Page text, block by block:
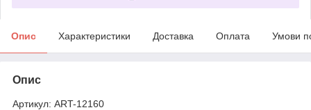
Опис Характеристики Доставка Оплата Умови
Опис
Артикул: ART-12160